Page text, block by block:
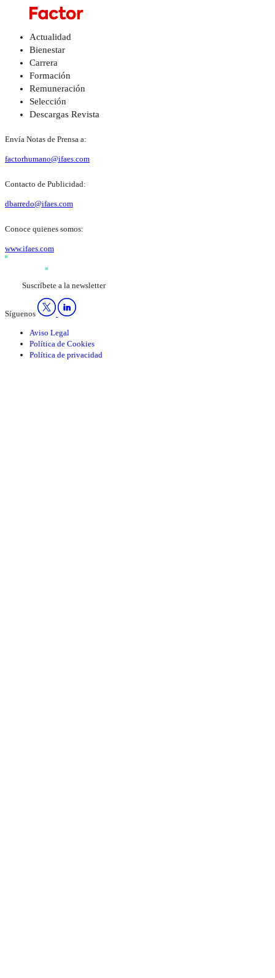
Actualidad
Bienestar
Carrera
Formación
Remuneración
Selección
Descargas Revista
Envía Notas de Prensa a:
factorhumano@ifaes.com
Contacto de Publicidad:
dbarredo@ifaes.com
Conoce quienes somos:
www.ifaes.com
Suscríbete a la newsletter
Síguenos
Aviso Legal
Política de Cookies
Política de privacidad